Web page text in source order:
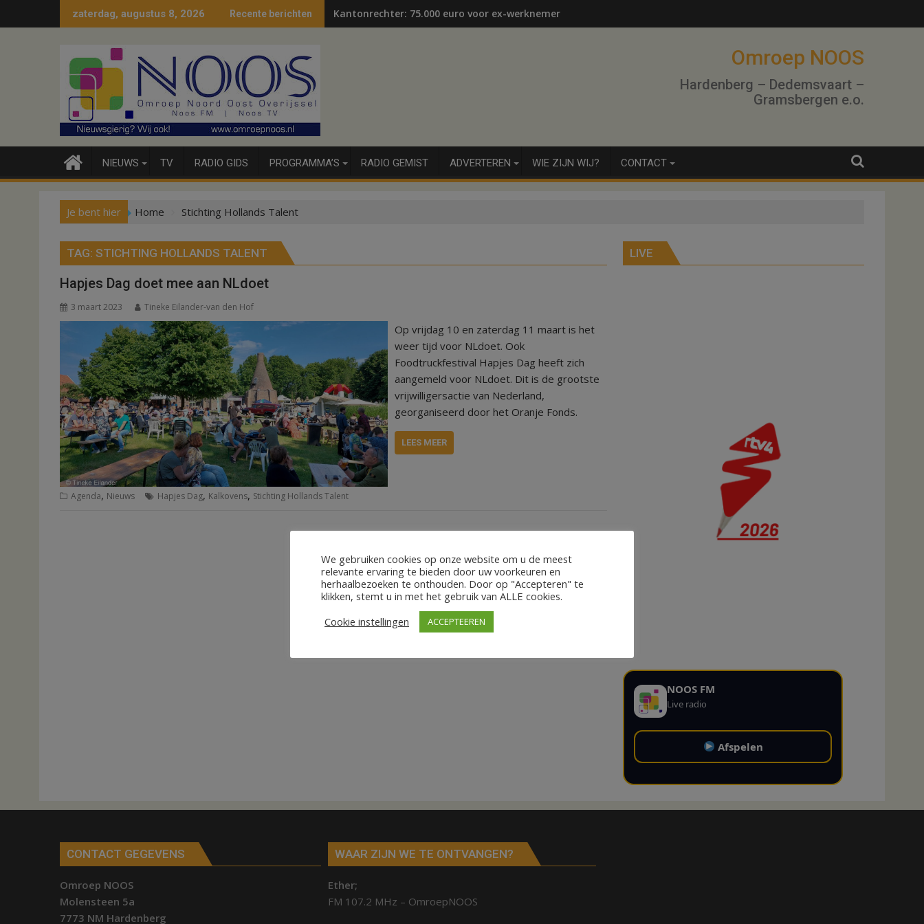
naar
zaterdag, augustus 8, 2026 Recente berichten Kantonrechter: 75.000 euro voor ex-werknemers
Omroep NOOS
Hardenberg – Dedemsvaart –
Gramsbergen e.o.
NIEUWS TV RADIO GIDS PROGRAMMA’S RADIO GEMIST ADVERTEREN WIE ZIJN WIJ? CONTACT
Je bent hier Home Stichting Hollands Talent
TAG: STICHTING HOLLANDS TALENT
Hapjes Dag doet mee aan NLdoet
3 maart 2023 Tineke Eilander-van den Hof
Op vrijdag 10 en zaterdag 11 maart is het
weer tijd voor NLdoet. Ook
Foodtruckfestival Hapjes Dag heeft zich
aangemeld voor NLdoet. Dit is de grootste
vrijwilligersactie van Nederland,
georganiseerd door het Oranje Fonds.
LEES MEER
Agenda, Nieuws Hapjes Dag, Kalkovens, Stichting Hollands Talent
LIVE
NOOS FM
Live radio
Afspelen
CONTACT GEGEVENS
Omroep NOOS
Molensteen 5a
7773 NM Hardenberg
WAAR ZIJN WE TE ONTVANGEN?
Ether;
FM 107.2 MHz – OmroepNOOS
We gebruiken cookies op onze website om u de meest
relevante ervaring te bieden door uw voorkeuren en
herhaalbezoeken te onthouden. Door op "Accepteren" te
klikken, stemt u in met het gebruik van ALLE cookies.
Cookie instellingen
ACCEPTEEREN